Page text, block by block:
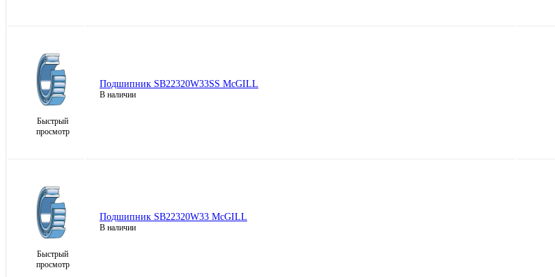
Быстрый
просмотр
Подшипник SB22320W33SS McGILL
В наличии
Быстрый
просмотр
Подшипник SB22320W33 McGILL
В наличии